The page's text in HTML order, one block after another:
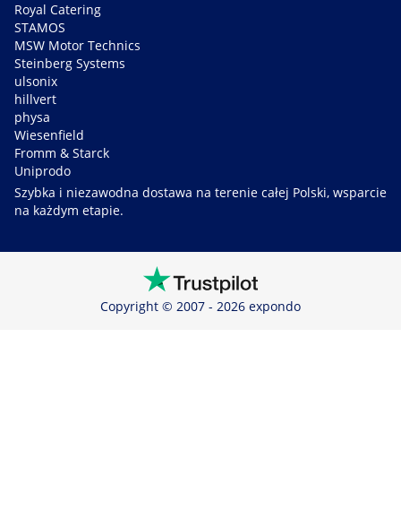
Royal Catering
STAMOS
MSW Motor Technics
Steinberg Systems
ulsonix
hillvert
physa
Wiesenfield
Fromm & Starck
Uniprodo
Szybka i niezawodna dostawa na terenie całej Polski, wsparcie
na każdym etapie.
Copyright © 2007 - 2026 expondo